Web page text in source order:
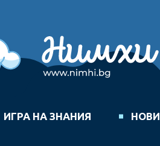
ИГРА НА ЗНАНИЯ